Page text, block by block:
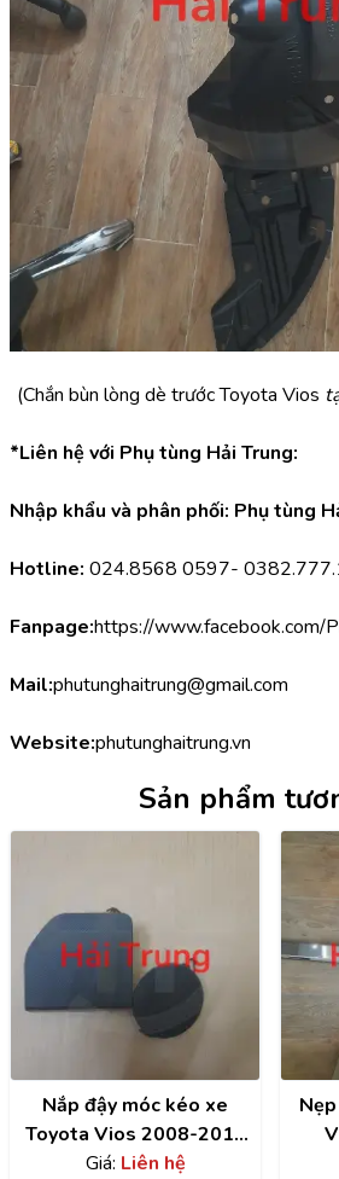
(Chắn bùn lòng dè trước Toyota Vios
*Liên hệ với Phụ tùng Hải Trung:
Nhập khẩu và phân phối: Phụ tùng
Hotline: 024.8568 0597-
Fanpage:https://www.facebook.com/
Mail:phutunghaitrung@gmail.com
Website:phutunghaitrung.vn
Sản phẩm
Nắp đậy móc kéo xe
Toyota Vios 2008-2018
giá rẻ
Giá: Liên hệ